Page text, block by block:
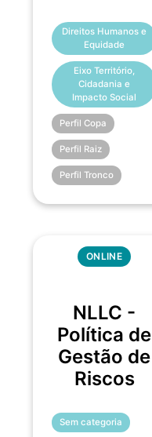
Direitos Humanos e
Equidade
Eixo Território,
Cidadania e
Impacto Social
Perfil Copa
Perfil Raiz
Perfil Tronco
ONLINE
NLLC -
Política de
Gestão de
Riscos
Sem categoria